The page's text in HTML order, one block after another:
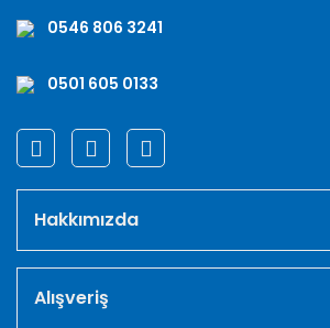
0546 806 3241
0501 605 0133
Hakkımızda
Alışveriş